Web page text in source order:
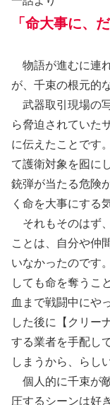
「命大事に、
物語が進むに連
が、千束の根元的
武器取引現場の
ら脅迫されていた
に伝えたことです
て護衛対象を囮に
銃弾が当たる危険
く命を大事にする
それもそのはず
ことは、自分や仲
いなかったのです
しても命を奪うこ
血まで戦闘中にや
した後に【クリー
する業者を手配し
しまうから、らし
個人的に千束が
圧するシーンは好